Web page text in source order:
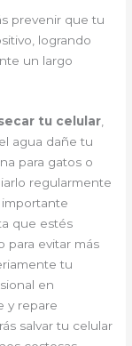
prevenir que tu
logrando
un largo
tu celular
agua dañe tu
para gatos o
regularmente
que estés
para evitar más
tu
en
y repare
salvar tu celular